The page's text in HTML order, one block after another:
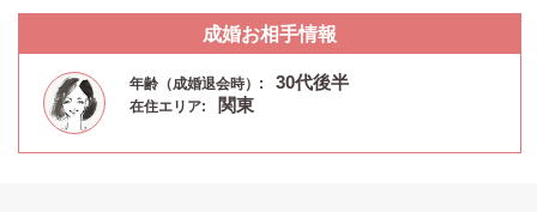
成婚お相手情報
年齢（成婚退会時）: 30代後半
在住エリア: 関東